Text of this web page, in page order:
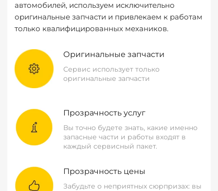
автомобилей, используем исключительно
оригинальные запчасти и привлекаем к работам
только квалифицированных механиков.
Оригинальные запчасти
Сервис использует только
оригинальные запчасти
Прозрачность услуг
Вы точно будете знать, какие именно
запасные части и работы входят в
каждый сервисный пакет.
Прозрачность цены
Забудьте о неприятных сюрпризах: вы